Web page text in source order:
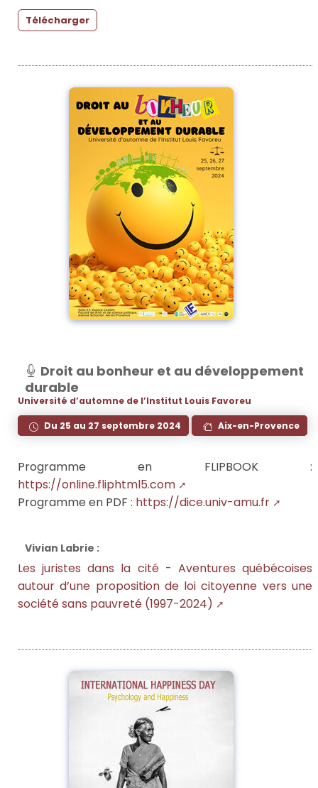
Télécharger
Droit au bonheur et au développement
durable
Université d’automne de l’Institut Louis Favoreu
Du 25 au 27 septembre 2024 Aix-en-Provence
Programme en FLIPBOOK :
https://online.fliphtml5.com
Programme en PDF : https://dice.univ-amu.fr
Vivian Labrie :
Les juristes dans la cité - Aventures québécoises
autour d’une proposition de loi citoyenne vers une
société sans pauvreté (1997-2024)